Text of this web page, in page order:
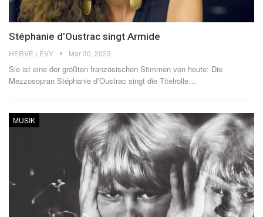
Stéphanie d’Oustrac singt Armide
HERVÉ LÉVY Mar 30, 2023
Sie ist eine der größten französischen Stimmen von heute: Die
Mezzosopran Stéphanie d’Oustrac singt die Titelrolle…
MUSIK